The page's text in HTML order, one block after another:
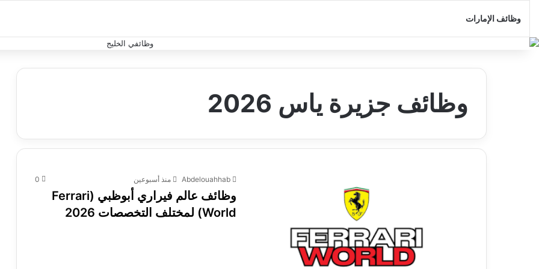
وظائف الإمارات
وظائف جزيرة ياس 2026
Abdelouahhab منذ أسبوعين 0
وظائف عالم فيراري أبوظبي (Ferrari
World) لمختلف التخصصات 2026